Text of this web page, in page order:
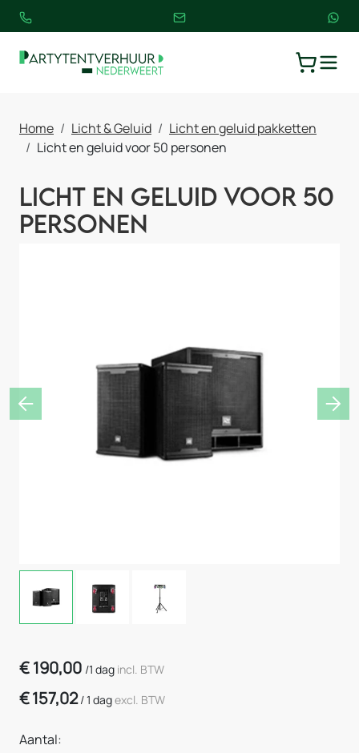
Home Licht & Geluid
Licht en geluid pakketten
Licht en geluid voor 50 personen
Licht en geluid voor 50
personen
€190,00 /1 dag incl. BTW
€157,02 /1 dagexcl. BTW
Aantal:
Previous Next